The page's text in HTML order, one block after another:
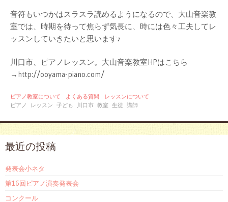
音符もいつかはスラスラ読めるようになるので、大山音楽教
室では、時期を待って焦らず気長に、時には色々工夫してレ
ッスンしていきたいと思います♪
川口市、ピアノレッスン。大山音楽教室HPはこちら
→http://ooyama-piano.com/
ピアノ教室について よくある質問
レッスンについて
ピアノ
レッスン 子ども 川口市 教室 生徒 講師
最近の投稿
発表会小ネタ
第16回ピアノ演奏発表会
コンクール